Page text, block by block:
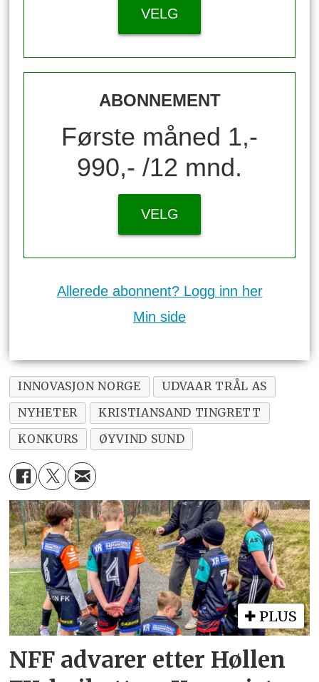
VELG
ABONNEMENT
Første måned 1,-
990,- /12 mnd.
VELG
Allerede abonnent? Logg inn her
Min side
INNOVASJON NORGE
UDVAAR TRÅL AS
NYHETER
KRISTIANSAND TINGRETT
KONKURS
ØYVIND SUND
PLUS
NFF advarer etter Høllen